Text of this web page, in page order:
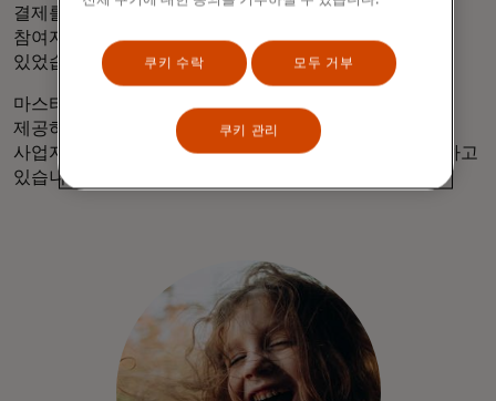
결제를 처리할 수 있는 시스템을 만들 수 있었고, 시장
참여자와 최종 고객 모두에게 선택과 혁신을 이끌어낼 수
있었습니다."
마스터카드와 ACI는 모두에게 더 빠르고 안전한 결제를
제공하는 시스템으로 전환하는 과정에서 규제 당국과
사업자를 지원할 수 있는 전문 지식과 경험, 자산을 보유하고
있습니다.
쿠키 수락 모두 거부
쿠키 관리